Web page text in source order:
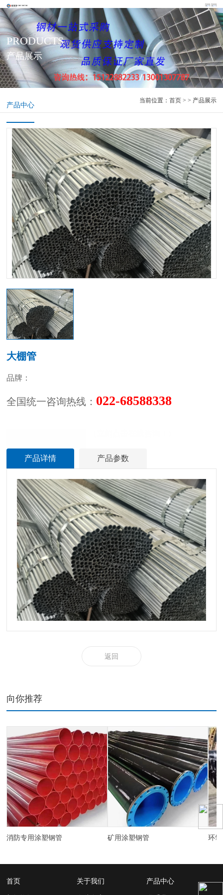
PRODUCTS
产品展示
产品中心
当前位置： 首页> > 产品展示
大棚管
品牌：
全国统一咨询热线： 022-68588338
产品详情 产品参数
返回
向你推荐
消防专用涂塑钢管 矿用涂塑钢管 环
首页 关于我们 产品中心